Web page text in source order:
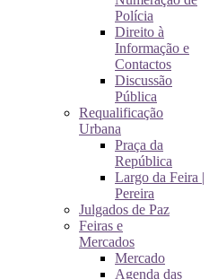
Polícia
Direito à
Informação e
Contactos
Discussão
Pública
Requalificação
Urbana
Praça da
República
Largo da Feira |
Pereira
Julgados de Paz
Feiras e
Mercados
Mercado
Agenda das